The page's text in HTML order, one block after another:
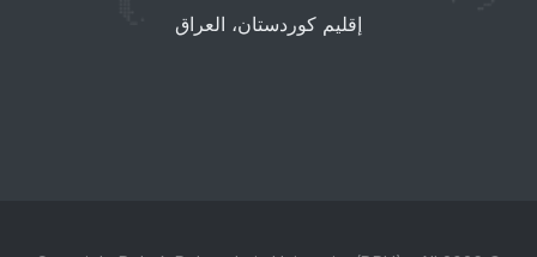
إقليم كوردستان، العراق